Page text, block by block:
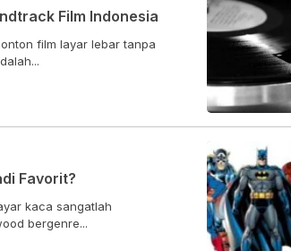
Film Indonesia
film layar lebar tanpa
Favorit?
kaca sangatlah
bergenre...